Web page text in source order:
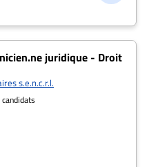
juridique - Droit
s.e.n.c.r.l.